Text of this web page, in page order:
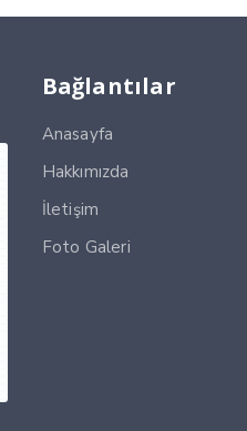
Bağlantılar
Anasayfa
Hakkımızda
İletişim
Foto Galeri